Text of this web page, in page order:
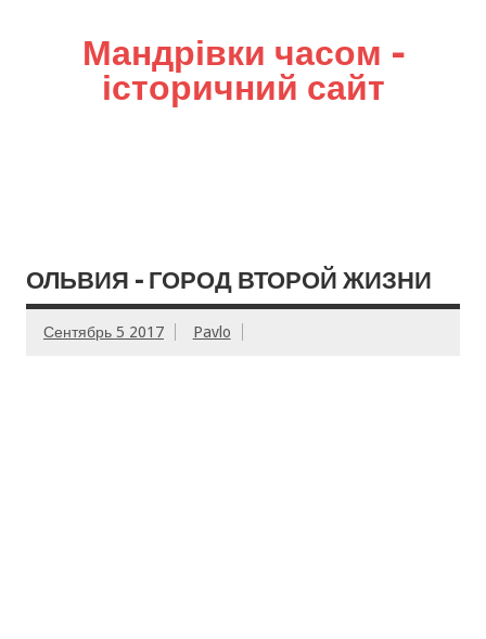
Мандрівки часом –
історичний сайт
ОЛЬВИЯ – ГОРОД ВТОРОЙ ЖИЗНИ
Сентябрь 5 2017 Pavlo